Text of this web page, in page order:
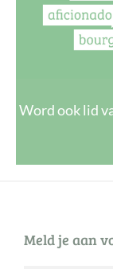
Word ook lid
Meld je aan